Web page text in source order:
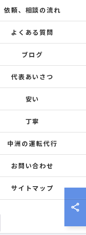
依頼、相談の流れ
よくある質問
ブログ
代表あいさつ
安い
丁寧
中洲の運転代行
お問い合わせ
サイトマップ